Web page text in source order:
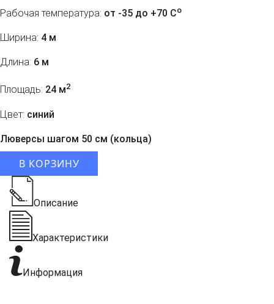
Рабочая температура: от -35 до +70 Co
Ширина: 4 м
Длина: 6 м
Площадь: 24 м2
Цвет: синий
Люверсы шагом 50 см (кольца)
В КОРЗИНУ
Описание
Характеристики
Информация